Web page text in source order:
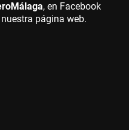
, en Facebook
página web.